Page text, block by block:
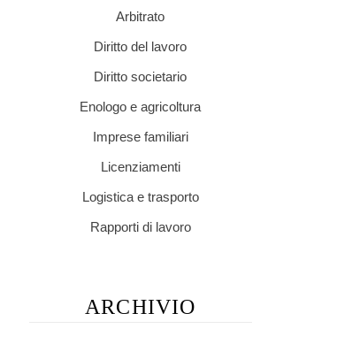
Arbitrato
Diritto del lavoro
Diritto societario
Enologo e agricoltura
Imprese familiari
Licenziamenti
Logistica e trasporto
Rapporti di lavoro
ARCHIVIO